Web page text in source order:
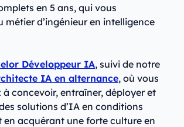
en 5 ans, qui vous
métier d’ingénieur en intelligence
Développeur IA, suivi de notre
IA en alternance, où vous
à concevoir, entraîner, déployer et
solutions d’IA en conditions
en acquérant une forte culture en